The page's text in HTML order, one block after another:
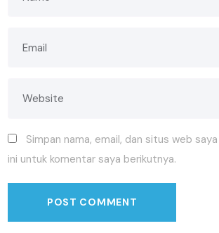
Simpan nama, email, dan situs web
ini untuk komentar saya berikutnya.